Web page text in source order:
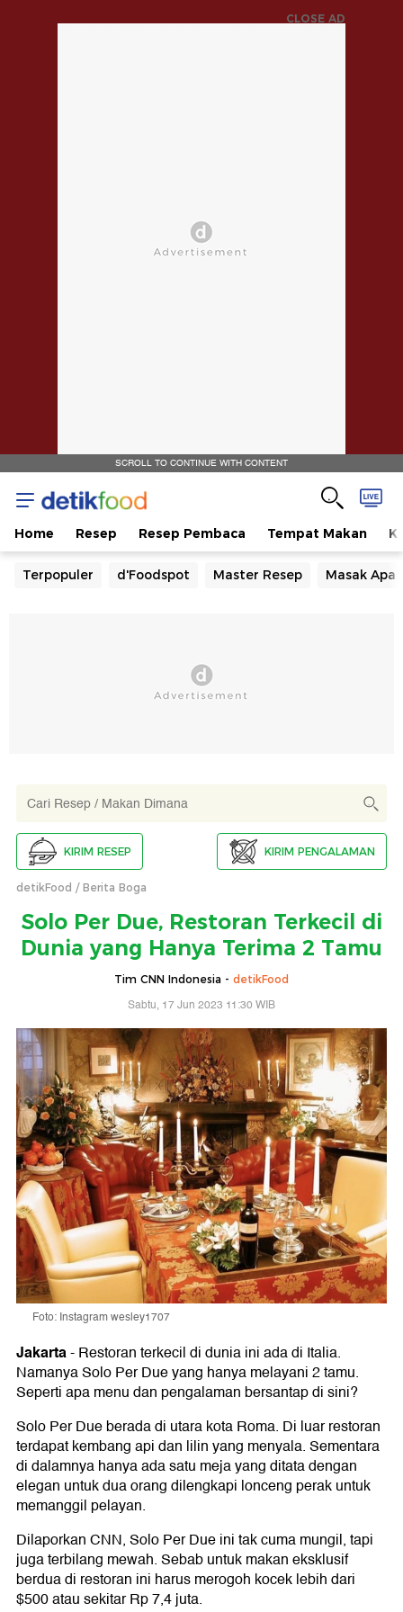
CLOSE AD
SCROLL TO CONTINUE WITH CONTENT
Home Resep Resep Pembaca Tempat Makan
Terpopuler d'Foodspot Master Resep Masak Apa
KIRIM RESEP KIRIM PENGALAMAN
detikFood Berita Boga
Solo Per Due, Restoran Terkecil di
Dunia yang Hanya Terima 2 Tamu
Tim CNN Indonesia - detikFood
Sabtu, 17 Jun 2023 11:30 WIB
Foto: Instagram wesley1707
Jakarta-Restoran terkecil di dunia ini ada di Italia.
Namanya Solo Per Due yang hanya melayani 2 tamu.
Seperti apa menu dan pengalaman bersantap di sini?
Solo Per Due berada di utara kota Roma. Di luar restoran
terdapat kembang api dan lilin yang menyala. Sementara
di dalamnya hanya ada satu meja yang ditata dengan
elegan untuk dua orang dilengkapi lonceng perak untuk
memanggil pelayan.
Dilaporkan CNN, Solo Per Due ini tak cuma mungil, tapi
juga terbilang mewah. Sebab untuk makan eksklusif
berdua di restoran ini harus merogoh kocek lebih dari
$500 atau sekitar Rp 7,4 juta.